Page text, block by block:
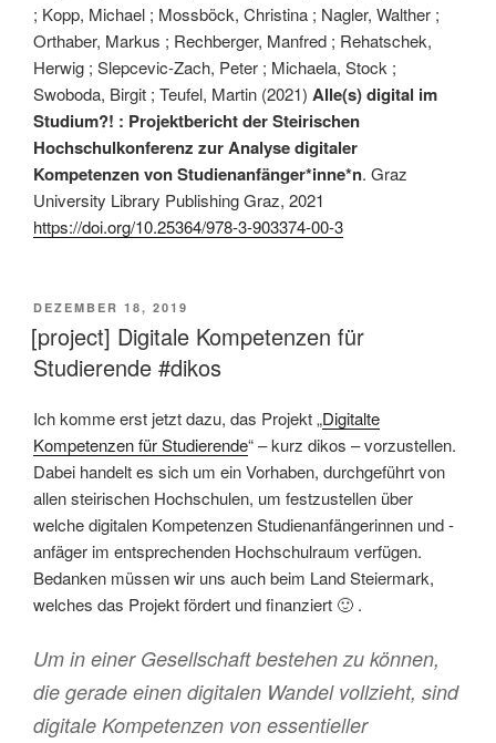
; Kopp, Michael ; Mossböck, Christina ; Nagler, Walther ;
Orthaber, Markus ; Rechberger, Manfred ; Rehatschek,
Herwig ; Slepcevic-Zach, Peter ; Michaela, Stock ;
Swoboda, Birgit ; Teufel, Martin (2021) Alle(s) digital im
Studium?! : Projektbericht der Steirischen
Hochschulkonferenz zur Analyse digitaler
Kompetenzen von Studienanfänger*inne*n. Graz
University Library Publishing Graz, 2021
https://doi.org/10.25364/978-3-903374-00-3
VERÖFFENTLICHT
AM
DEZEMBER 18, 2019
[project] Digitale Kompetenzen für
Studierende #dikos
Ich komme erst jetzt dazu, das Projekt „Digitalte
Kompetenzen für Studierende“ – kurz dikos – vorzustellen.
Dabei handelt es sich um ein Vorhaben, durchgeführt von
allen steirischen Hochschulen, um festzustellen über
welche digitalen Kompetenzen Studienanfängerinnen und -
anfäger im entsprechenden Hochschulraum verfügen.
Bedanken müssen wir uns auch beim Land Steiermark,
welches das Projekt fördert und finanziert 🙂 .
Um in einer Gesellschaft bestehen zu können,
die gerade einen digitalen Wandel vollzieht, sind
digitale Kompetenzen von essentieller